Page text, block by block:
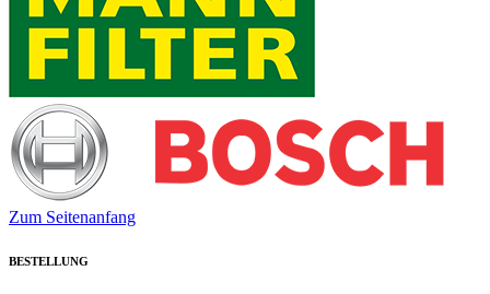
Zum Seitenanfang
BESTELLUNG